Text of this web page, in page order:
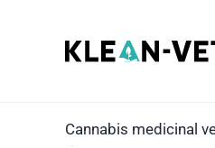
contenido
Cannabis medicinal